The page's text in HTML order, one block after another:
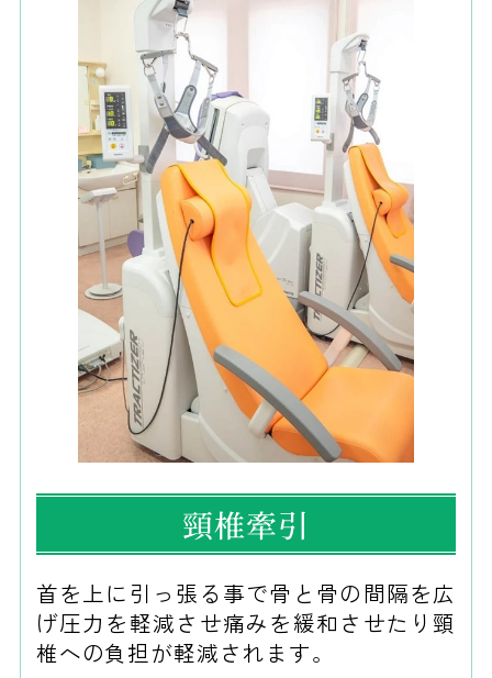
頸椎牽引
首を上に引っ張る事で骨と骨の間隔を広
げ圧力を軽減させ痛みを緩和させたり頸
椎への負担が軽減されます。